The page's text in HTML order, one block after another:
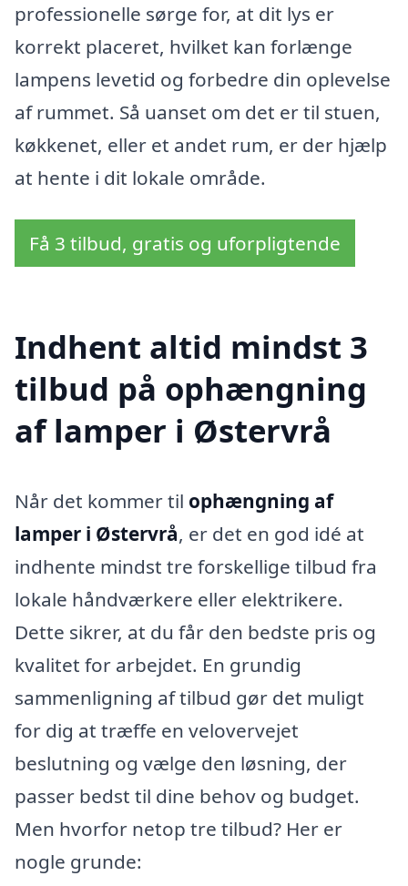
professionelle sørge for, at dit lys er
korrekt placeret, hvilket kan forlænge
lampens levetid og forbedre din oplevelse
af rummet. Så uanset om det er til stuen,
køkkenet, eller et andet rum, er der hjælp
at hente i dit lokale område.
Få 3 tilbud, gratis og uforpligtende
Indhent altid mindst 3
tilbud på ophængning
af lamper i Østervrå
Når det kommer til ophængning af
lamper i Østervrå, er det en god idé at
indhente mindst tre forskellige tilbud fra
lokale håndværkere eller elektrikere.
Dette sikrer, at du får den bedste pris og
kvalitet for arbejdet. En grundig
sammenligning af tilbud gør det muligt
for dig at træffe en velovervejet
beslutning og vælge den løsning, der
passer bedst til dine behov og budget.
Men hvorfor netop tre tilbud? Her er
nogle grunde: